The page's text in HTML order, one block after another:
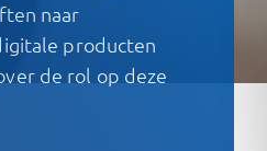
naar
producten
de rol op deze